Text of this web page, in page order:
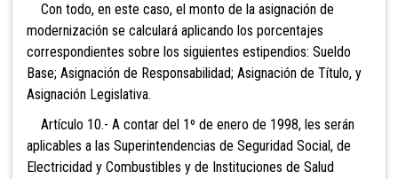
Con todo, en este caso, el monto de la asignación de
modernización se calculará aplicando los porcentajes
correspondientes sobre los siguientes estipendios: Sueldo
Base; Asignación de Responsabilidad; Asignación de Título, y
Asignación Legislativa.
Artículo 10.- A contar del 1º de enero de 1998, les serán
aplicables a las Superintendencias de Seguridad Social, de
Electricidad y Combustibles y de Instituciones de Salud